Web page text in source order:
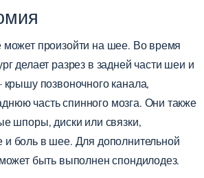
может произойти на шее. Во время
делает разрез в задней части шеи и
позвоночного канала,
часть спинного мозга. Они также
шпоры, диски или связки,
боль в шее. Для дополнительной
быть выполнен спондилодез.